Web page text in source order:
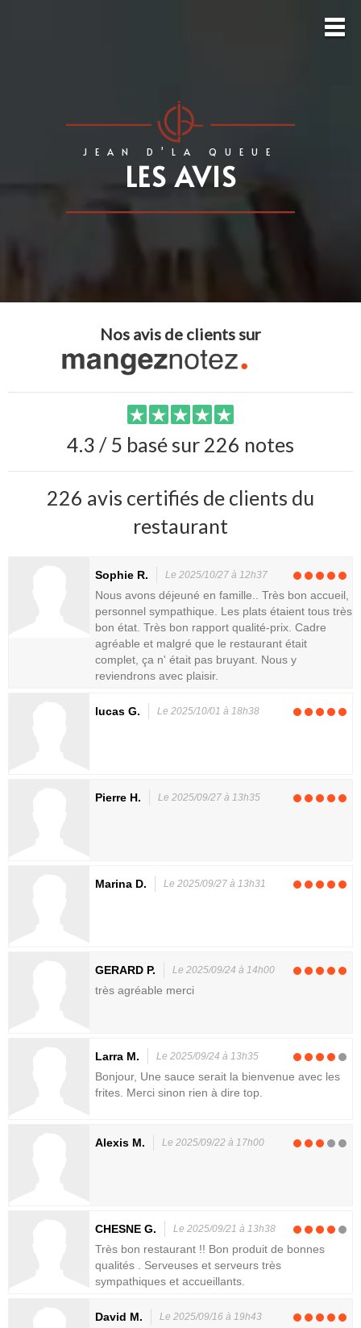
JEAN D'LA QUEUE
LES AVIS
Nos avis de clients sur
4.3 / 5 basé sur 226 notes
226 avis certifiés de clients du
restaurant
Sophie R. Le 2025/10/27 à 12h37
Nous avons déjeuné en famille.. Très bon accueil,
personnel sympathique. Les plats étaient tous très
bon état. Très bon rapport qualité-prix. Cadre
agréable et malgré que le restaurant était
complet, ça n' était pas bruyant. Nous y
reviendrons avec plaisir.
lucas G. Le 2025/10/01 à 18h38
Pierre H. Le 2025/09/27 à 13h35
Marina D. Le 2025/09/27 à 13h31
GERARD P. Le 2025/09/24 à 14h00
très agréable merci
Larra M. Le 2025/09/24 à 13h35
Bonjour, Une sauce serait la bienvenue avec les
frites. Merci sinon rien à dire top.
Alexis M. Le 2025/09/22 à 17h00
CHESNE G. Le 2025/09/21 à 13h38
Très bon restaurant !! Bon produit de bonnes
qualités . Serveuses et serveurs très
sympathiques et accueillants.
David M. Le 2025/09/16 à 19h43